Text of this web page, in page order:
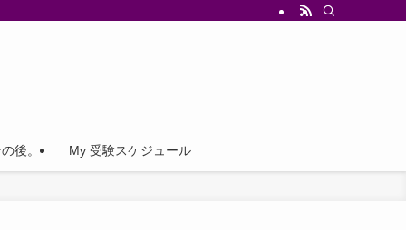
後。 My 受験スケジュール